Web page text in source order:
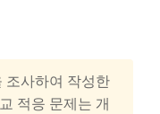
사하여 작성한
적응 문제는 개